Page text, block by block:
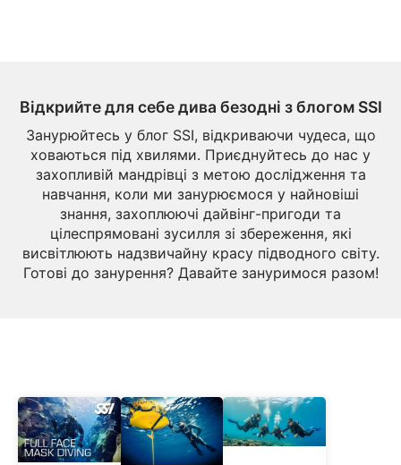
Відкрийте для себе дива безодні з блогом SSI
Занурюйтесь у блог SSI, відкриваючи чудеса, що
ховаються під хвилями. Приєднуйтесь до нас у
захопливій мандрівці з метою дослідження та
навчання, коли ми занурюємося у найновіші
знання, захоплюючі дайвінг-пригоди та
цілеспрямовані зусилля зі збереження, які
висвітлюють надзвичайну красу підводного світу.
Готові до занурення? Давайте зануримося разом!